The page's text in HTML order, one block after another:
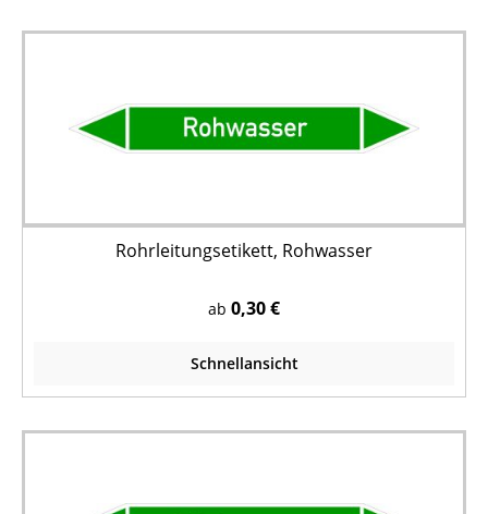
Rohrleitungsetikett, Rohwasser
ab 0,30 €
Schnellansicht